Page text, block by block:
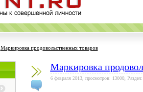
Маркировка продовольственных товаров
Маркировка
6 февраля 2013, просмотров: 13000, Раздел: